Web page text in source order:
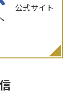
公式サイト